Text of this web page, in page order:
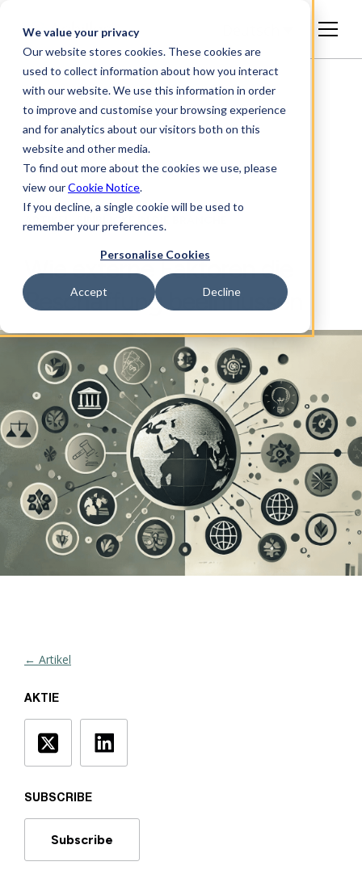
We value your privacy
Our website stores cookies. These cookies are
used to collect information about how you interact
with our website. We use this information in order
to improve and customise your browsing experience
and for analytics about our visitors both on this
website and other media.
To find out more about the cookies we use, please
view ourCookie Notice.
If you decline, a single cookie will be used to
remember your preferences.
Personalise Cookies
Accept Decline
ARTIKEL, EINBLICKE IN DIE BRANCHE
Wie externe Faktoren die
Beschaffung beeinflussen
← Artikel
AKTIE
SUBSCRIBE
Subscribe